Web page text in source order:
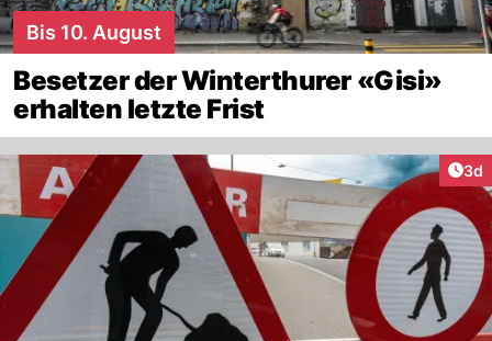
Bis 10. August
Besetzer der Winterthurer «Gisi»
erhalten letzte Frist
3d